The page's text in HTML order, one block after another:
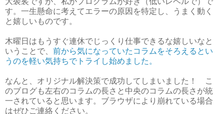
す。一生懸命に考えてエラーの原因を特定し、うまく動く
と嬉しいものです。
木曜日はもうすぐ連休でじっくり仕事できるな嬉しいなと
いうことで、 前から気になっていたコラムをそろえるとい
うのを軽い気持ちでトライし始めました。
なんと、オリジナル解決策で成功してしまいました！ こ
のブログも左右のコラムの長さと中央のコラムの長さが統
一されていると思います。ブラウザにより崩れている場合
はぜひご連絡ください。